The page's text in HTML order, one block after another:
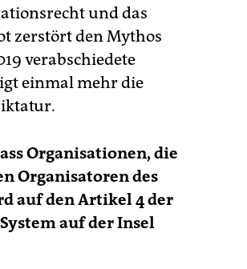
und das
zerstört den Mythos
verabschiedete
einmal mehr die
Organisationen, die
Organisatoren des
auf den Artikel 4 der
auf der Insel